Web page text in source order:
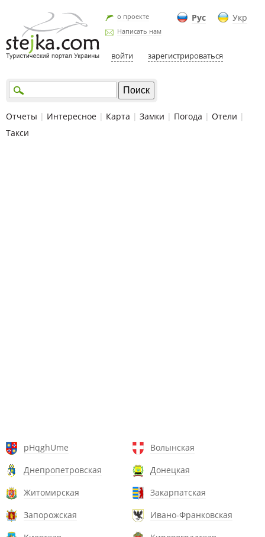
Рус Укр
о проекте
Написать нам
войти зарегистрироваться
Отчеты | Интересное | Карта | Замки | Погода | Отели |
Такси
pHqghUme
Волынская
Днепропетровская
Донецкая
Житомирская
Закарпатская
Запорожская
Ивано-Франковская